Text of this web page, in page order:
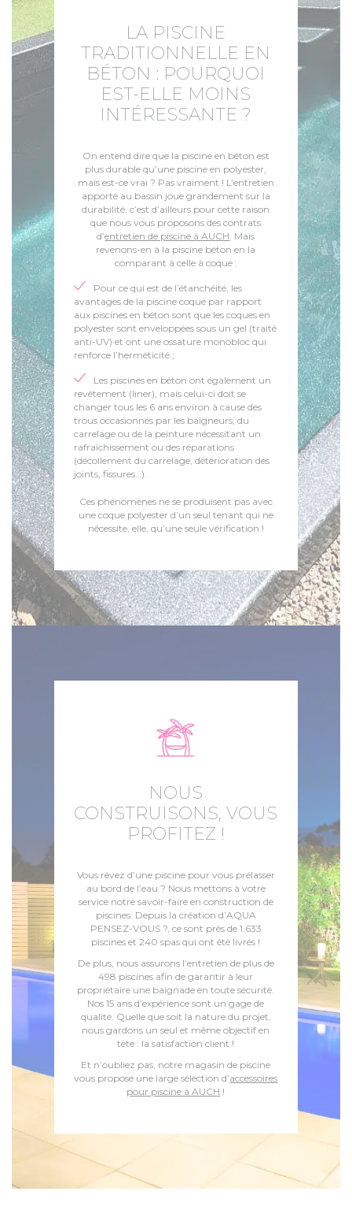
LA PISCINE
TRADITIONNELLE EN
BÉTON : POURQUOI
EST-ELLE MOINS
INTÉRESSANTE ?
On entend dire que la piscine en béton est
plus durable qu’une piscine en polyester,
mais est-ce vrai ? Pas vraiment ! L’entretien
apporté au bassin joue grandement sur la
durabilité, c’est d’ailleurs pour cette raison
que nous vous proposons des contrats
d’entretien de piscine à AUCH. Mais
revenons-en à la piscine béton en la
comparant à celle à coque :
Pour ce qui est de l’étanchéité, les
avantages de la piscine coque par rapport
aux piscines en béton sont que les coques en
polyester sont enveloppées sous un gel (traité
anti-UV) et ont une ossature monobloc qui
renforce l’herméticité ;
Les piscines en béton ont également un
revêtement (liner), mais celui-ci doit se
changer tous les 6 ans environ à cause des
trous occasionnés par les baigneurs, du
carrelage ou de la peinture nécessitant un
rafraîchissement ou des réparations
(décollement du carrelage, détérioration des
joints, fissures…).
Ces phénomènes ne se produisent pas avec
une coque polyester d’un seul tenant qui ne
nécessite, elle, qu’une seule vérification !
NOUS
CONSTRUISONS, VOUS
PROFITEZ !
Vous rêvez d’une piscine pour vous prélasser
au bord de l’eau ? Nous mettons à votre
service notre savoir-faire en construction de
piscines. Depuis la création d’AQUA
PENSEZ-VOUS ?, ce sont près de 1.633
piscines et 240 spas qui ont été livrés !
De plus, nous assurons l’entretien de plus de
498 piscines afin de garantir à leur
propriétaire une baignade en toute sécurité.
Nos 15 ans d’expérience sont un gage de
qualité. Quelle que soit la nature du projet,
nous gardons un seul et même objectif en
tête : la satisfaction client !
Et n’oubliez pas, notre magasin de piscine
vous propose une large sélection d’accessoires
pour piscine à AUCH !